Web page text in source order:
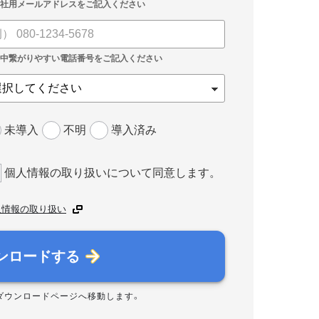
未導入 不明 導入済み
個人情報の取り扱いについて同意します。
報の取り扱い
ロードする
ウンロードページへ移動します。